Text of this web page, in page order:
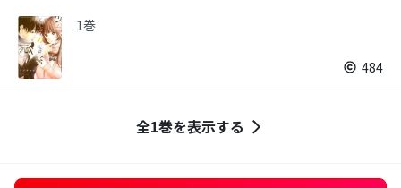
1巻
484
全1巻を表示する